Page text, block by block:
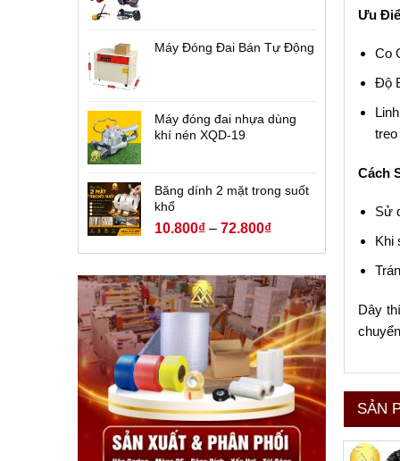
Máy Đóng Đai Bán Tự Động
Máy đóng đai nhựa dùng
khí nén XQD-19
Băng dính 2 mặt trong suốt
khổ
10.800₫ – 72.800₫
Ưu
Co
Độ
treo
Cách
Sử
Khi
Dây
SẢN